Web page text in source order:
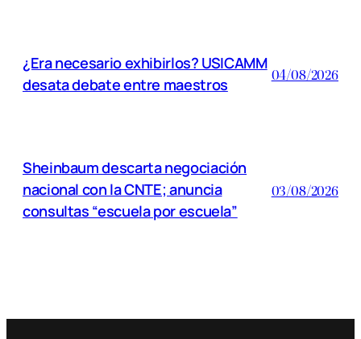
¿Era necesario exhibirlos? USICAMM
desata debate entre maestros
04/08/2026
Sheinbaum descarta negociación
nacional con la CNTE; anuncia
consultas “escuela por escuela”
03/08/2026